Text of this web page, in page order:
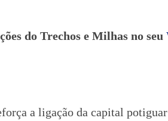
do Trechos e Milhas no seu
a ligação da capital